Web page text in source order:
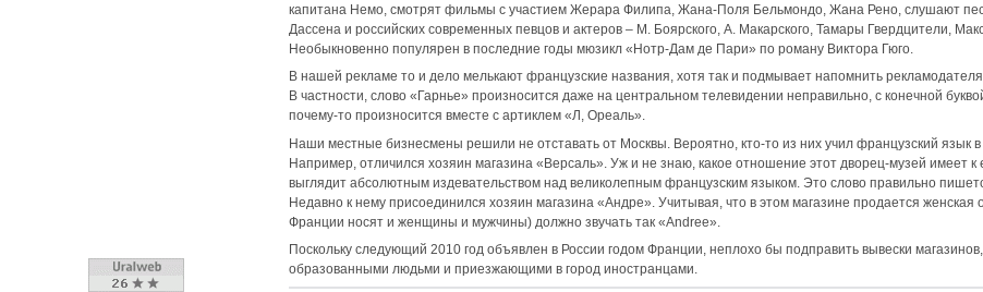
капитана Немо, смотрят фильмы с участием Жерара Филипа, Жана-Поля Бельмондо, Жана Рено, слушают
Дассена и российских современных певцов и актеров – М. Боярского, А. Макарского, Тамары Гвердцители,
Необыкновенно популярен в последние годы мюзикл «Нотр-Дам де Пари» по роману Виктора Гюго.
В нашей рекламе то и дело мелькают французские названия, хотя так и подмывает напомнить
В частности, слово «Гарнье» произносится даже на центральном телевидении неправильно, с конечной
почему-то произносится вместе с артиклем «Л, Ореаль».
Наши местные бизнесмены решили не отставать от Москвы. Вероятно, кто-то из них учил французский язык в
Например, отличился хозяин магазина «Версаль». Уж и не знаю, какое отношение этот дворец-музей имеет к
выглядит абсолютным издевательством над великолепным французским языком. Это слово правильно
Недавно к нему присоединился хозяин магазина «Андре». Учитывая, что в этом магазине продается женская
Франции носят и женщины и мужчины) должно звучать так «Andree».
Поскольку следующий 2010 год объявлен в России годом Франции, неплохо бы подправить вывески
образованными людьми и приезжающими в город иностранцами.